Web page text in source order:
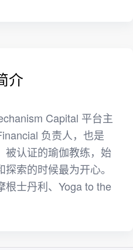
介
Capital 平台主
负责人，也是
被认证的瑜伽教练，始
索的时候最为开心。
根士丹利、Yoga to the